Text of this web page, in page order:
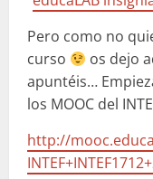
Pero como no
curso
os dejo
apuntéis…
los MOOC del
http://